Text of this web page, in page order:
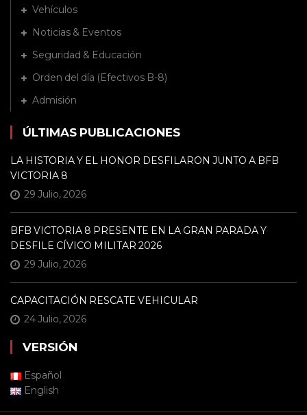
Vehículos
Noticias & Eventos
Seguridad & Educación
Orden del día (Efectivos B-8)
Admisión
ÚLTIMAS PUBLICACIONES
LA HISTORIA Y EL HONOR DESFILARON JUNTO A BFB
VICTORIA 8
29 Julio, 2026
BFB VICTORIA 8 PRESENTE EN LA GRAN PARADA Y
DESFILE CÍVICO MILITAR 2026
29 Julio, 2026
CAPACITACIÓN RESCATE VEHICULAR
24 Julio, 2026
VERSIÓN
Español
English